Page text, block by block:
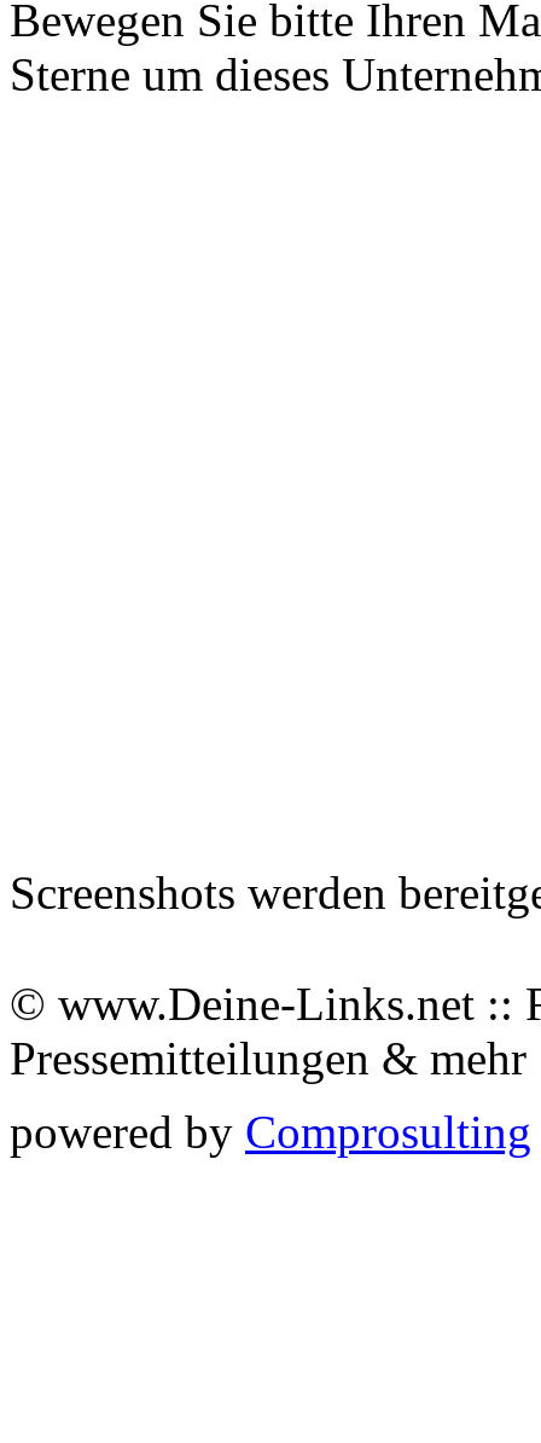
Bewegen Sie bitte Ihren
Sterne um dieses
Screenshots werden
© www.Deine-Links.net ::
Pressemitteilungen &
powered by Comprosulting